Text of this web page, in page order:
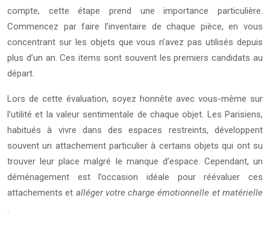
compte, cette étape prend une importance particulière.
Commencez par faire l’inventaire de chaque pièce, en vous
concentrant sur les objets que vous n’avez pas utilisés depuis
plus d’un an. Ces items sont souvent les premiers candidats au
départ.
Lors de cette évaluation, soyez honnête avec vous-même sur
l’utilité et la valeur sentimentale de chaque objet. Les Parisiens,
habitués à vivre dans des espaces restreints, développent
souvent un attachement particulier à certains objets qui ont su
trouver leur place malgré le manque d’espace. Cependant, un
déménagement est l’occasion idéale pour réévaluer ces
attachements et alléger votre charge émotionnelle et matérielle
.